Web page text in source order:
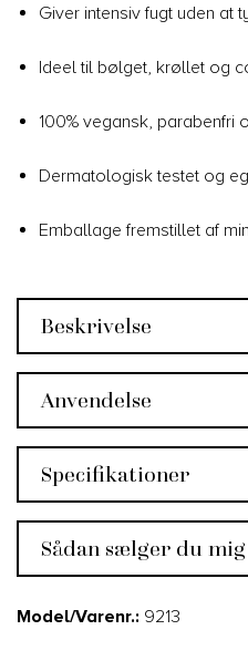
Giver intensiv fugt uden at
Ideel til bølget, krøllet og
100% vegansk, parabenfri
Dermatologisk testet og
Emballage fremstillet af
Beskrivelse
Anvendelse
Specifikationer
Sådan sælger du mig
Model/Varenr.: 9213